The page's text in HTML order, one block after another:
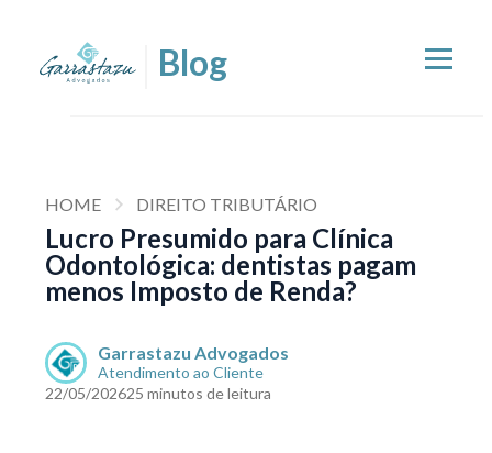
HOME DIREITO TRIBUTÁRIO
Lucro Presumido para Clínica
Odontológica: dentistas pagam
menos Imposto de Renda?
Garrastazu Advogados
Atendimento ao Cliente
22/05/202625 minutos de leitura